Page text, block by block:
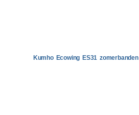
Kumho Ecowing ES31 zomerbanden